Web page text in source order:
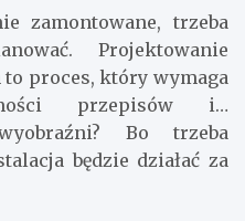
zamontowane, trzeba
Projektowanie
proces, który wymaga
przepisów i…
Bo trzeba
będzie działać za